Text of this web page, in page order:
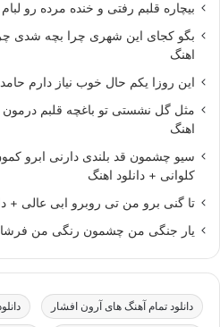
بیچاره قلبم رفتی و خنده مرده رو لبام
بگو کجای این شهری چرا بچه شدی چرا
اهنگ
این روزا یکم حال خوب نیاز دارم
مثل گل نشستی تو باغچه قلبم درمون
اهنگ
سیو چشمون قد بلندی دارنی ابرو
کلوانی + دانلود اهنگ
تا گنی برو من تی روبرو ابی عالی +
یار جنگی من چشمون رنگی من فرشاد
دانلود تمام آهنگ های آرون افشار